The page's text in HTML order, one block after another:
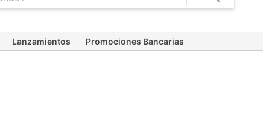
Lanzamientos Promociones Bancarias